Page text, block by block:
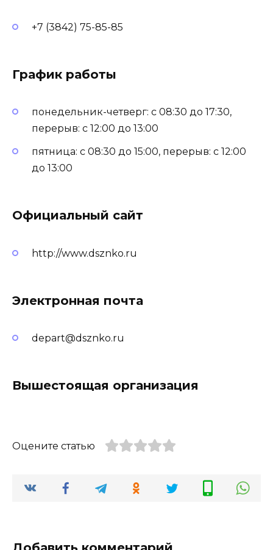
+7 (3842) 75-85-85
График работы
понедельник-четверг: с 08:30 до 17:30,
перерыв: с 12:00 до 13:00
пятница: с 08:30 до 15:00, перерыв: с 12:00
до 13:00
Официальный сайт
http://www.dsznko.ru
Электронная почта
depart@dsznko.ru
Вышестоящая организация
Оцените статью